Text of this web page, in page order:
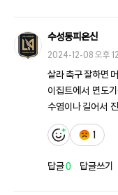
수성동피온신
2024-12-08 오후
살라 축구 잘하면
이집트에서  면도
수염이나 길어서
1
답글0 답글쓰기